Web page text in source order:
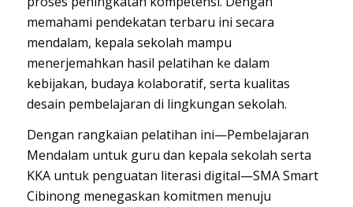
memahami pendekatan terbaru ini secara
mendalam, kepala sekolah mampu
menerjemahkan hasil pelatihan ke dalam
kebijakan, budaya kolaboratif, serta kualitas
desain pembelajaran di lingkungan sekolah.
Dengan rangkaian pelatihan ini—Pembelajaran
Mendalam untuk guru dan kepala sekolah serta
KKA untuk penguatan literasi digital—SMA Smart
Cibinong menegaskan komitmen menuju